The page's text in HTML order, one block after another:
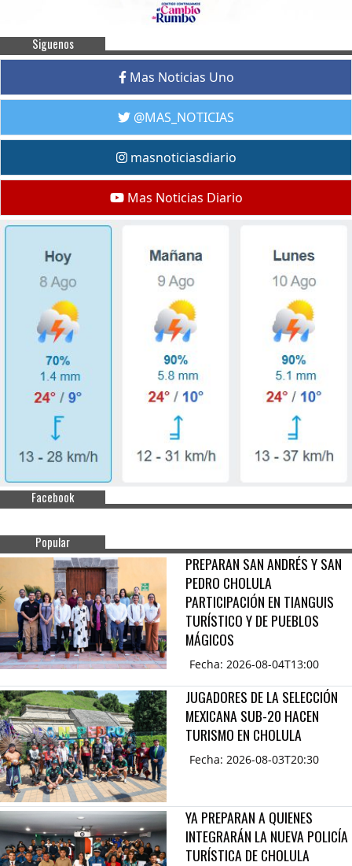
Siguenos
Mas Noticias Uno
@MAS_NOTICIAS
masnoticiasdiario
Mas Noticias Diario
Facebook
Popular
PREPARAN SAN ANDRÉS Y SAN
PEDRO CHOLULA
PARTICIPACIÓN EN TIANGUIS
TURÍSTICO Y DE PUEBLOS
MÁGICOS
Fecha: 2026-08-04T13:00
JUGADORES DE LA SELECCIÓN
MEXICANA SUB-20 HACEN
TURISMO EN CHOLULA
Fecha: 2026-08-03T20:30
YA PREPARAN A QUIENES
INTEGRARÁN LA NUEVA POLICÍA
TURÍSTICA DE CHOLULA